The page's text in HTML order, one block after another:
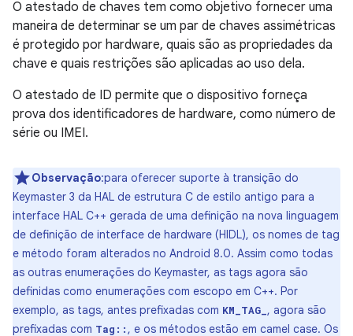
O atestado de chaves tem como objetivo fornecer uma
maneira de determinar se um par de chaves assimétricas
é protegido por hardware, quais são as propriedades da
chave e quais restrições são aplicadas ao uso dela.
O atestado de ID permite que o dispositivo forneça
prova dos identificadores de hardware, como número de
série ou IMEI.
Observação:para oferecer suporte à transição do
Keymaster 3 da HAL de estrutura C de estilo antigo para a
interface HAL C++ gerada de uma definição na nova linguagem
de definição de interface de hardware (HIDL), os nomes de tag
e método foram alterados no Android 8.0. Assim como todas
as outras enumerações do Keymaster, as tags agora são
definidas como enumerações com escopo em C++. Por
exemplo, as tags, antes prefixadas com KM_TAG_ , agora são
prefixadas com Tag:: , e os métodos estão em camel case. Os